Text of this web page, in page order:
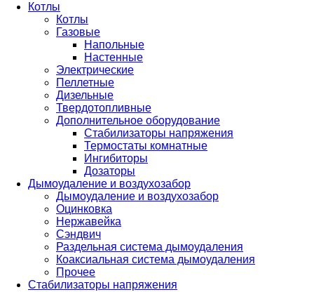
Котлы
Котлы
Газовые
Напольные
Настенные
Электрические
Пеллетные
Дизельные
Твердотопливные
Дополнительное оборудование
Стабилизаторы напряжения
Термостаты комнатные
Ингибиторы
Дозаторы
Дымоудаление и воздухозабор
Дымоудаление и воздухозабор
Оцинковка
Нержавейка
Сэндвич
Раздельная система дымоудаления
Коаксиальная система дымоудаления
Прочее
Стабилизаторы напряжения